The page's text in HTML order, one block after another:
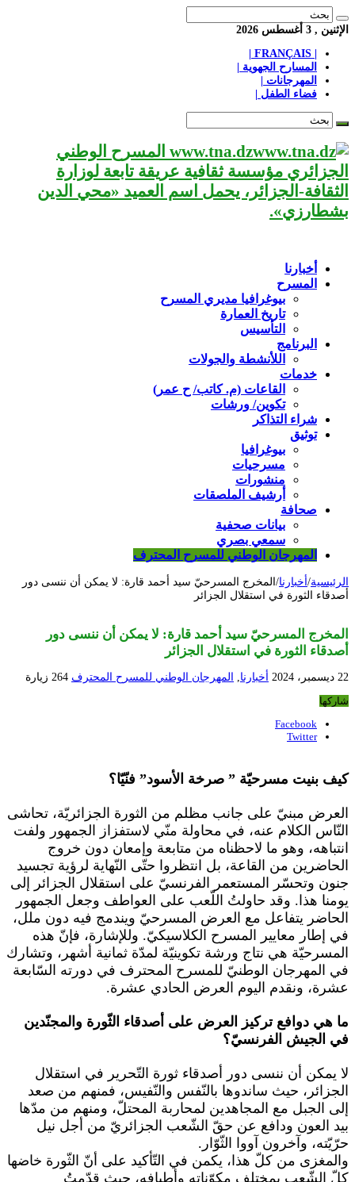
الإثنين , 3 أغسطس 2026
المسارح الجهوية |
المهرجانات |
فضاء الطفل |
www.tna.dz المسرح الوطني
الجزائري مؤسسة ثقافية عريقة تابعة لوزارة
الثقافة-الجزائر، يحمل اسم العميد «محي الدين
بشطارزي».
أخبارنا
المسرح
بيوغرافيا مديري المسرح
تاريخ العمارة
التأسيس
البرنامج
اللأنشطة والجولات
خدمات
القاعات (م. كاتب/ ح عمر)
تكوين/ ورشات
شراء التذاكر
توثيق
بيوغرافيا
مسرحيات
منشورات
أرشيف الملصقات
صحافة
بيانات صحفية
سمعي بصري
المهرجان الوطني للمسرح المحترف
الرئيسية/ أخبارنا/ المخرج المسرحيّ سيد أحمد قارة: لا يمكن أن ننسى دور
أصدقاء الثورة في استقلال الجزائر
المخرج المسرحيّ سيد أحمد قارة: لا يمكن أن ننسى دور
أصدقاء الثورة في استقلال الجزائر
22 ديسمبر، 2024 أخبارنا, المهرجان الوطني للمسرح المحترف 264 زيارة
شاركها
Facebook
Twitter
كيف بنيت مسرحيّة ” صرخة الأسود” فنّيّا؟
العرض مبنيّ على جانب مظلم من الثورة الجزائريّة، تحاشى
النّاس الكلام عنه، في محاولة منّي لاستفزاز الجمهور ولفت
انتباهه، وهو ما لاحظناه من متابعة وإمعان دون خروج
الحاضرين من القاعة، بل انتظروا حتّى النّهاية لرؤية تجسيد
جنون وتحسّر المستعمر الفرنسيّ على استقلال الجزائر إلى
يومنا هذا. وقد حاولتُ اللّعب على العواطف وجعل الجمهور
الحاضر يتفاعل مع العرض المسرحيّ ويندمج فيه دون ملل،
في إطار معايير المسرح الكلاسيكيّ. وللإشارة، فإنّ هذه
المسرحيّة هي نتاج ورشة تكوينيّة لمدّة ثمانية أشهر، وتشارك
في المهرجان الوطنيّ للمسرح المحترف في دورته السّابعة
عشرة، ونقدم اليوم العرض الحادي عشرة.
ما هي دوافع تركيز العرض على أصدقاء الثّورة والمجنّدين
في الجيش الفرنسيّ؟
لا يمكن أن ننسى دور أصدقاء ثورة التّحرير في استقلال
الجزائر، حيث ساندوها بالنّفس والنّفيس، فمنهم من صعد
إلى الجبل مع المجاهدين لمحاربة المحتلّ، ومنهم من مدّها
بيد العون ودافع عن حقّ الشّعب الجزائريّ من أجل نيل
حرّيّته، وآخرون آووا الثّوّار.
والمغزى من كلّ هذا، يكمن في التّأكيد على أنّ الثّورة خاضها
كلّ الشّعب بمختلف مكوّناته وأطيافه، حيث قدّمتُ